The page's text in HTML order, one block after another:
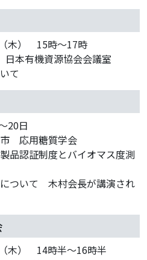
木） 15時～17時
本有機資源協会会議室
て
20日
応用糖質学会
品認証制度とバイオマス度測
ついて 木村会長が講演され
木） 14時半～16時半